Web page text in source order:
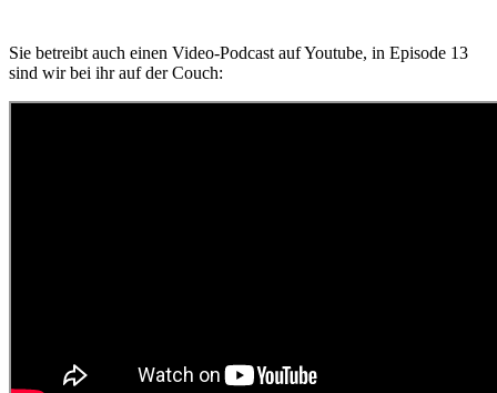
Sie betreibt auch einen Video-Podcast auf Youtube, in Episode 13
sind wir bei ihr auf der Couch: